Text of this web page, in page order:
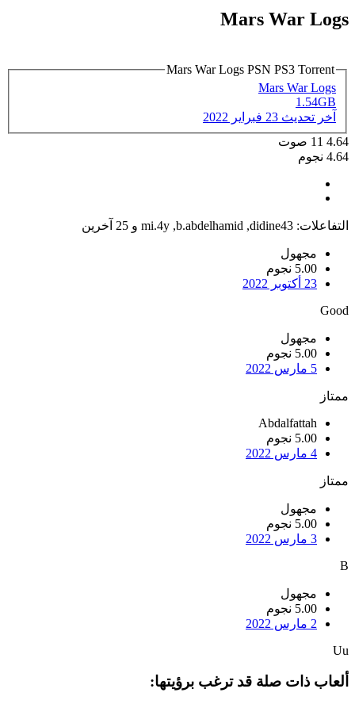
Mars War Logs
Mars War Logs PSN PS3 Torrent
Mars War Logs
1.54GB
آخر تحديث 23 فبراير 2022
4.64
11 صوت
4.64 نجوم
التفاعلات: didine43
,
b.abdelhamid
,
mi.4y و 25 آخرين
مجهول
5.00 نجوم
23 أكتوبر 2022
Good
مجهول
5.00 نجوم
5 مارس 2022
ممتاز
Abdalfattah
5.00 نجوم
4 مارس 2022
ممتاز
مجهول
5.00 نجوم
3 مارس 2022
B
مجهول
5.00 نجوم
2 مارس 2022
Uu
ألعاب ذات صلة قد ترغب برؤيتها: